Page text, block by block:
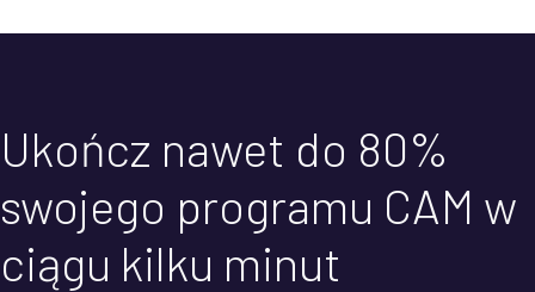
Ukończ nawet do 80%
swojego programu CAM w
ciągu kilku minut